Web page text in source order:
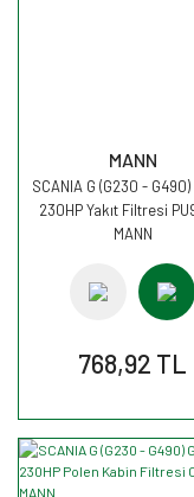
MANN
SCANIA G (G230 -
230HP Yakıt Filtresi
MANN
768,92 TL